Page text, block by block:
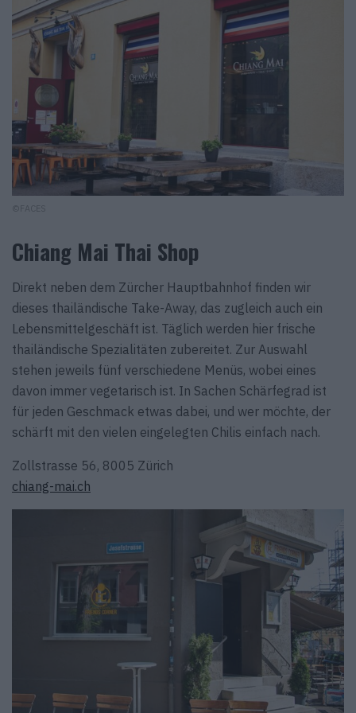
©FACES
Chiang Mai Thai Shop
Direkt neben dem Zürcher Hauptbahnhof finden wir
dieses thailändische Take-Away, das zugleich auch ein
Lebensmittelgeschäft ist. Täglich werden hier frische
thailändische Spezialitäten zubereitet. Zur Auswahl
stehen jeweils fünf verschiedene Menüs, wobei eines
davon immer vegetarisch ist. In Sachen Schärfegrad ist
für jeden Geschmack etwas dabei, und wer möchte, der
schärft mit den vielen eingelegten Chilis einfach nach.
Zollstrasse 56, 8005 Zürich
chiang-mai.ch